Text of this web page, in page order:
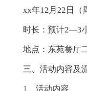
xx年12月22日（
时长：预计2—3
地点：东苑餐厅
三、活动内容及
1、活动内容